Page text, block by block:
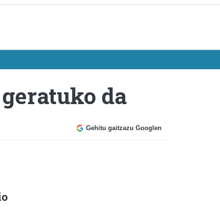
da
Gehitu gaitzazu Googlen